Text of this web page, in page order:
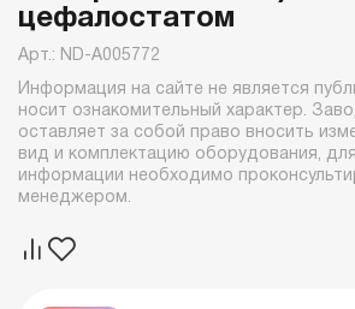
цефалостатом
Арт.: ND-A005772
Информация на сайте не является
носит ознакомительный характер.
оставляет за собой право вносить
вид и комплектацию оборудования,
информации необходимо
менеджером.